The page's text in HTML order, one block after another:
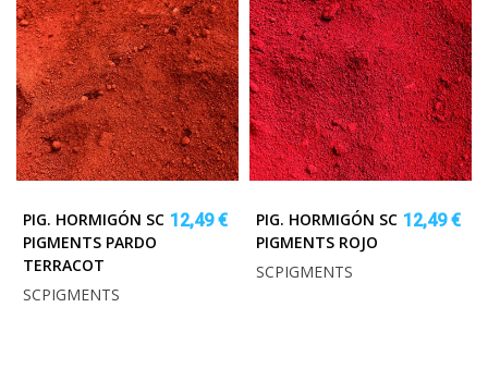
PIG. HORMIGÓN SC
PIGMENTS PARDO
TERRACOT
12,49 €
SCPIGMENTS
PIG. HORMIGÓN SC
PIGMENTS ROJO
12,49 €
SCPIGMENTS